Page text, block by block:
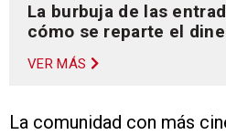
La burbuja de las
cómo se reparte el
VER MÁS
La comunidad con más